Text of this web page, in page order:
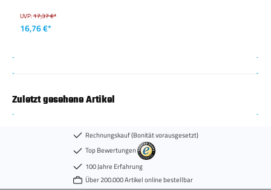
UVP:17,37 €*
16,76 €*
Zuletzt gesehene Artikel
Rechnungskauf (Bonität vorausgesetzt)
Top Bewertungen
100 Jahre Erfahrung
Über 200.000 Artikel online bestellbar